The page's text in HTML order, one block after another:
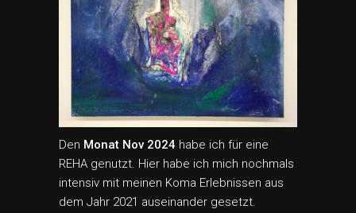
Den Monat Nov 2024 habe ich für eine
REHA genutzt. Hier habe ich mich nochmals
intensiv mit meinen Koma Erlebnissen aus
dem Jahr 2021 auseinander gesetzt.